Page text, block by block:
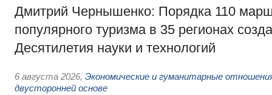
Дмитрий Чернышенко: Порядка 110
популярного туризма в 35 регионах
Десятилетия науки и технологий
6 августа 2026, Экономические и гуманитарные
двусторонней основе